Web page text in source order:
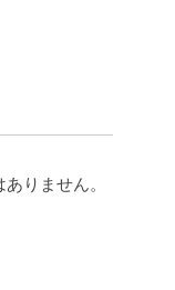
りません。